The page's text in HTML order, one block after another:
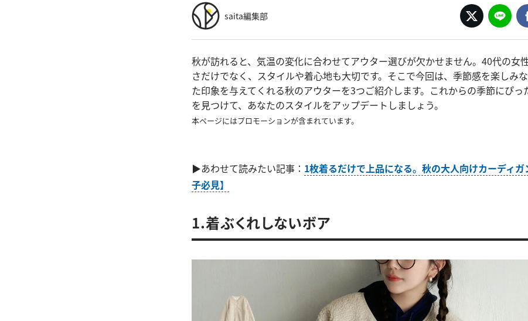
saita編集部
秋が訪れると、気温の変化に合わせてアウター選びが欠かせません。40代の女
さだけでなく、スタイルや着心地も大切です。そこで今回は、季節感を楽しみ
た印象を与えてくれる秋のアウターを3つご紹介します。これからの季節にぴっ
を見つけて、あなたのスタイルをアップデートしましょう。
本ページにはプロモーションが含まれています。
▶あわせて読みたい記事： 1枚着るだけで上品になる。秋の大人向けカーディ
子必見】
1.着ぶくれしないボア